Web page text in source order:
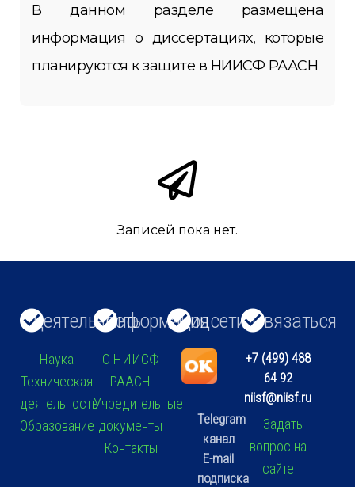
В данном разделе размещена
информация о диссертациях, которые
планируются к защите в НИИСФ РААСН
Записей пока нет.
Деятельность
Наука
Техническая
деятельность
Образование
Информация
О НИИСФ
РААСН
Учредительные
документы
Контакты
Соцсети
Telegram
канал
E-mail
подписка
Связаться
+7 (499) 488
64 92
niisf@niisf.ru
Задать
вопрос на
сайте